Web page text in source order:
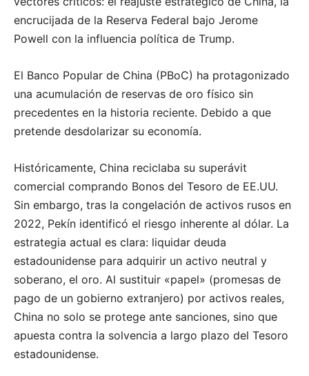
encrucijada de la Reserva Federal bajo Jerome
Powell con la influencia política de Trump.
El Banco Popular de China (PBoC) ha protagonizado
una acumulación de reservas de oro físico sin
precedentes en la historia reciente. Debido a que
pretende desdolarizar su economía.
Históricamente, China reciclaba su superávit
comercial comprando Bonos del Tesoro de EE.UU.
Sin embargo, tras la congelación de activos rusos en
2022, Pekín identificó el riesgo inherente al dólar. La
estrategia actual es clara: liquidar deuda
estadounidense para adquirir un activo neutral y
soberano, el oro. Al sustituir «papel» (promesas de
pago de un gobierno extranjero) por activos reales,
China no solo se protege ante sanciones, sino que
apuesta contra la solvencia a largo plazo del Tesoro
estadounidense.